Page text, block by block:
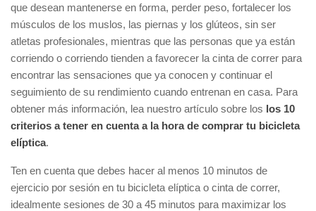
que desean mantenerse en forma, perder peso, fortalecer los
músculos de los muslos, las piernas y los glúteos, sin ser
atletas profesionales, mientras que las personas que ya están
corriendo o corriendo tienden a favorecer la cinta de correr para
encontrar las sensaciones que ya conocen y continuar el
seguimiento de su rendimiento cuando entrenan en casa. Para
obtener más información, lea nuestro artículo sobre los los 10
criterios a tener en cuenta a la hora de comprar tu bicicleta
elíptica.
Ten en cuenta que debes hacer al menos 10 minutos de
ejercicio por sesión en tu bicicleta elíptica o cinta de correr,
idealmente sesiones de 30 a 45 minutos para maximizar los